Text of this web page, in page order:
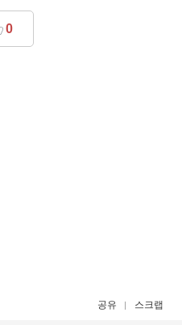
0
공유 스크랩